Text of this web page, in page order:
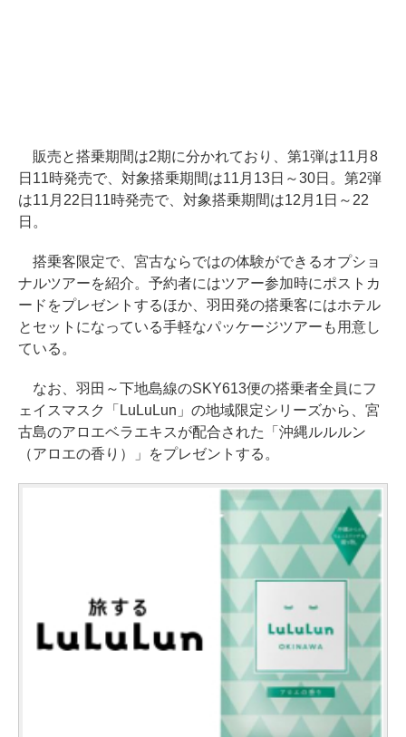
販売と搭乗期間は2期に分かれており、第1弾は11月8
日11時発売で、対象搭乗期間は11月13日～30日。第2弾
は11月22日11時発売で、対象搭乗期間は12月1日～22
日。
搭乗客限定で、宮古ならではの体験ができるオプショ
ナルツアーを紹介。予約者にはツアー参加時にポストカ
ードをプレゼントするほか、羽田発の搭乗客にはホテル
とセットになっている手軽なパッケージツアーも用意し
ている。
なお、羽田～下地島線のSKY613便の搭乗者全員にフ
ェイスマスク「LuLuLun」の地域限定シリーズから、宮
古島のアロエベラエキスが配合された「沖縄ルルルン
（アロエの香り）」をプレゼントする。